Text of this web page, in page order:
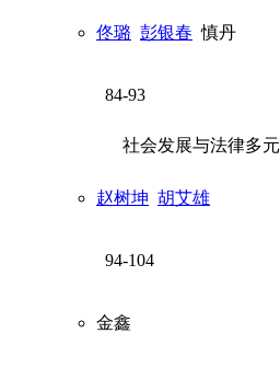
佟璐 彭银春 慎丹
84-93
社会发展与法律多元
赵树坤 胡艾雄
94-104
金鑫